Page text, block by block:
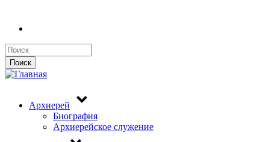
Поиск
Поиск
Архиерей
Биография
Архиерейское служение